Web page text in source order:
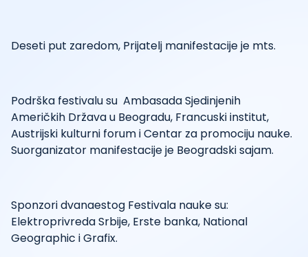
Deseti put zaredom, Prijatelj manifestacije je mts.
Podrška festivalu su Ambasada Sjedinjenih
Američkih Država u Beogradu, Francuski institut,
Austrijski kulturni forum i Centar za promociju nauke.
Suorganizator manifestacije je Beogradski sajam.
Sponzori dvanaestog Festivala nauke su:
Elektroprivreda Srbije, Erste banka, National
Geographic i Grafix.